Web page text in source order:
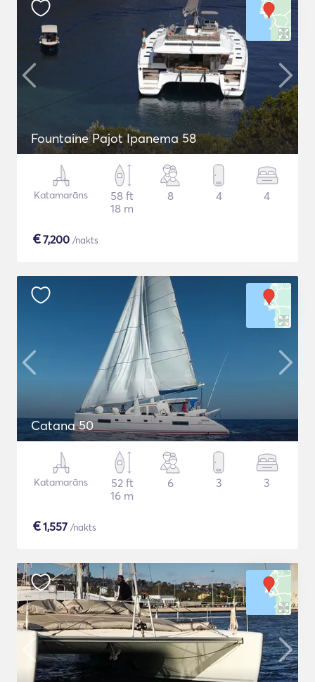
Fountaine Pajot Ipanema 58
Katamarāns
58 ft
18 m
8 4 4
€7,200 /nakts
Catana 50
Katamarāns
52 ft
16 m
6 3 3
€1,557 /nakts